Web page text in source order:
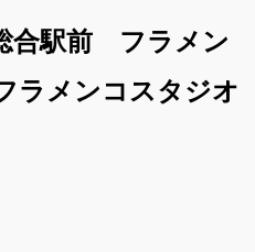
合駅前 フラメン
ラメンコスタジオ